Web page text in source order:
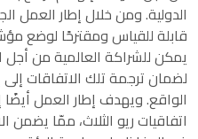
الدولية. ومن خلال إطار العمل
قابلة للقياس ومقترحًا لوضع
يمكن للشراكة العالمية من
لضمان ترجمة تلك الاتفاقات
الواقع. ويهدف إطار العمل
اتفاقيات ريو الثلاث، ممّا يضمن